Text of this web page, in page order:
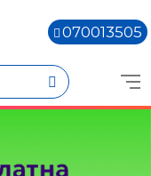
070013505